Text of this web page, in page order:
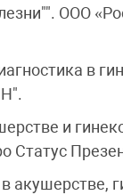
ООО
в
и
Статус
акушерстве,